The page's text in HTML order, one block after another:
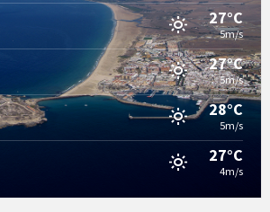
27°C
5m/s
27°C
5m/s
28°C
5m/s
27°C
4m/s